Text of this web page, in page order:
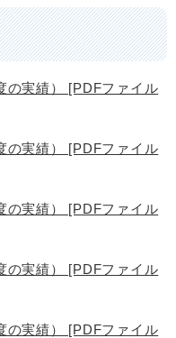
の実績） [PDFファイル
の実績） [PDFファイル
の実績） [PDFファイル
の実績） [PDFファイル
の実績） [PDFファイル